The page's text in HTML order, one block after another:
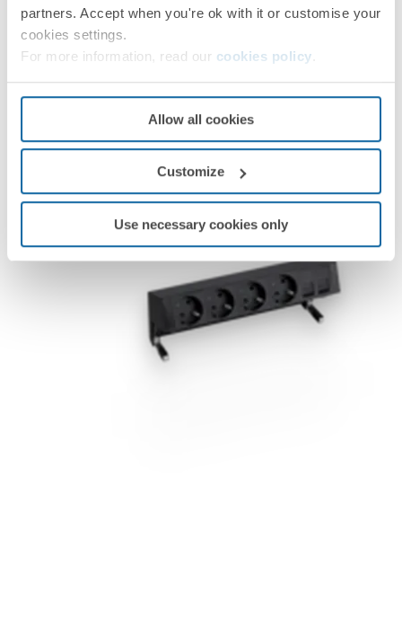
partners. Accept when you're ok with it or customise your
cookies settings.
For more information, read our cookies policy
Allow all cookies
Customize
Use necessary cookies only